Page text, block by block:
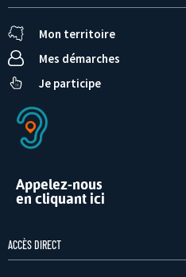
Mon territoire
Mes démarches
Je participe
Appelez-nous
en cliquant ici
ACCÈS DIRECT